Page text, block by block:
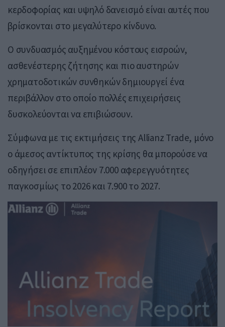
κερδοφορίας και υψηλό δανεισμό είναι αυτές που
βρίσκονται στο μεγαλύτερο κίνδυνο.
Ο συνδυασμός αυξημένου κόστους εισροών,
ασθενέστερης ζήτησης και πιο αυστηρών
χρηματοδοτικών συνθηκών δημιουργεί ένα
περιβάλλον στο οποίο πολλές επιχειρήσεις
δυσκολεύονται να επιβιώσουν.
Σύμφωνα με τις εκτιμήσεις της Allianz Trade, μόνο
ο άμεσος αντίκτυπος της κρίσης θα μπορούσε να
οδηγήσει σε επιπλέον 7.000 αφερεγγυότητες
παγκοσμίως το 2026 και 7.900 το 2027.